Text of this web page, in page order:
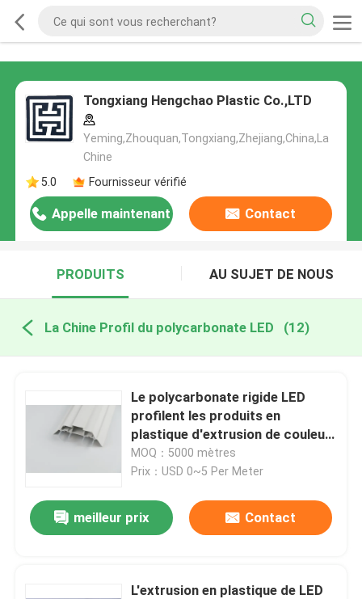
Tongxiang Hengchao Plastic Co.,LTD
Yeming,Zhouquan,Tongxiang,Zhejiang,China,La
Chine
5.0
Fournisseur vérifié
Appelle maintenant Contact
PRODUITS AU SUJET DE NOUS
La Chine Profil du polycarbonate LED (12)
Le polycarbonate rigide LED
profilent les produits en
plastique d'extrusion de couleur
diffuse et faite sur commande
MOQ：5000 mètres
Prix：USD 0~5 Per Meter
meilleur prix Contact
L'extrusion en plastique de LED